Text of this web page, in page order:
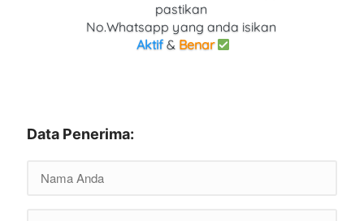
pastikan
No.Whatsapp yang anda isikan
Aktif & Benar
Data Penerima: